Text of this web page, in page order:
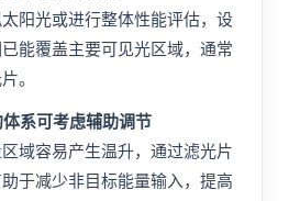
阳光或进行整体性能评估，设
能覆盖主要可见光区域，通常
。
系可考虑辅助调节
域容易产生温升，通过滤光片
于减少非目标能量输入，提高